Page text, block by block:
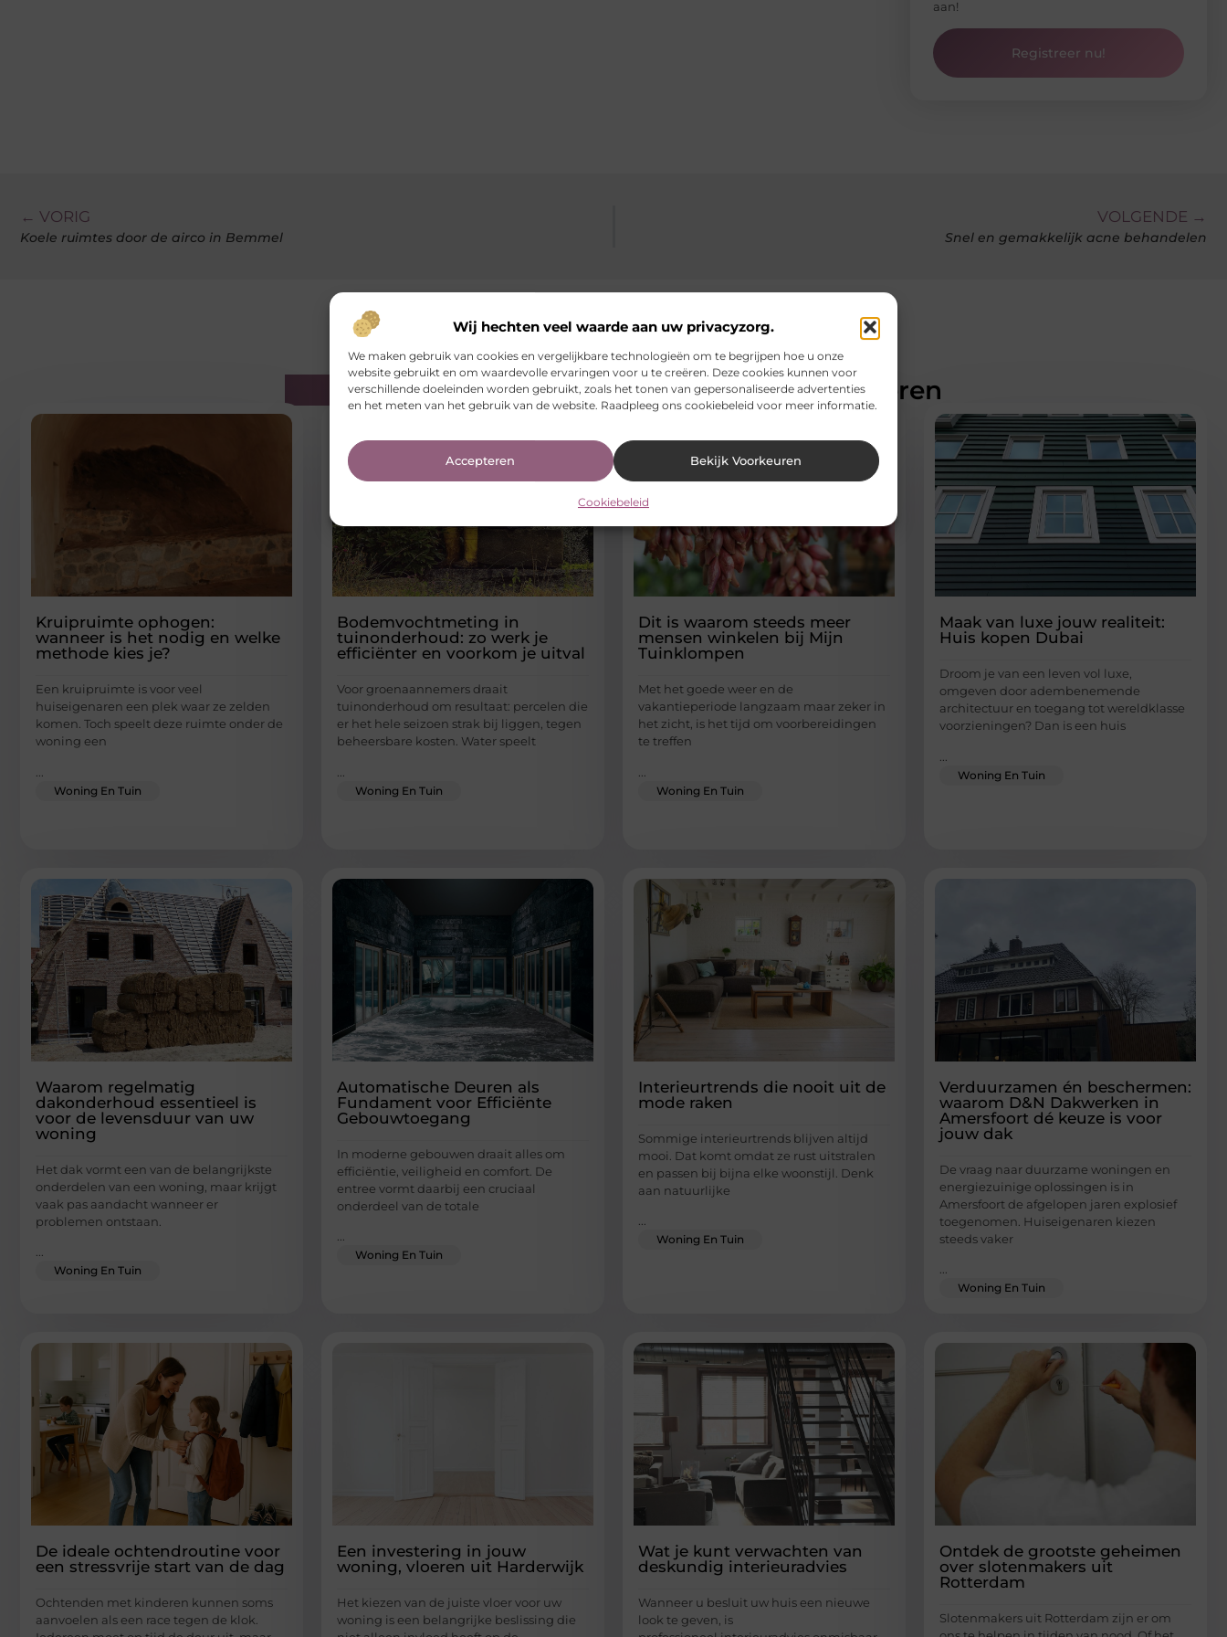
Wij hechten veel waarde aan uw privacyzorg.
We maken gebruik van cookies en vergelijkbare technologieën om te begrijpen hoe u onze
website gebruikt en om waardevolle ervaringen voor u te creëren. Deze cookies kunnen voor
verschillende doeleinden worden gebruikt, zoals het tonen van gepersonaliseerde advertenties
en het meten van het gebruik van de website. Raadpleeg ons cookiebeleid voor meer informatie.
Accepteren Bekijk Voorkeuren
Cookiebeleid
aan!
Registreer nu!
← VORIG
Koele ruimtes door de airco in Bemmel
VOLGENDE →
Snel en gemakkelijk acne behandelen
Gerelateerde artikelendie u mogelijk interesseren
Kruipruimte ophogen:
wanneer is het nodig en welke
methode kies je?
Een kruipruimte is voor veel
huiseigenaren een plek waar ze zelden
komen. Toch speelt deze ruimte onder de
woning een
Woning En Tuin
Bodemvochtmeting in
tuinonderhoud: zo werk je
efficiënter en voorkom je uitval
Voor groenaannemers draait
tuinonderhoud om resultaat: percelen die
er het hele seizoen strak bij liggen, tegen
beheersbare kosten. Water speelt
Woning En Tuin
Dit is waarom steeds meer
mensen winkelen bij Mijn
Tuinklompen
Met het goede weer en de
vakantieperiode langzaam maar zeker in
het zicht, is het tijd om voorbereidingen
te treffen
Woning En Tuin
Maak van luxe jouw realiteit:
Huis kopen Dubai
Droom je van een leven vol luxe,
omgeven door adembenemende
architectuur en toegang tot wereldklasse
voorzieningen? Dan is een huis
Woning En Tuin
Waarom regelmatig
dakonderhoud essentieel is
voor de levensduur van uw
woning
Het dak vormt een van de belangrijkste
onderdelen van een woning, maar krijgt
vaak pas aandacht wanneer er
problemen ontstaan.
Woning En Tuin
Automatische Deuren als
Fundament voor Efficiënte
Gebouwtoegang
In moderne gebouwen draait alles om
efficiëntie, veiligheid en comfort. De
entree vormt daarbij een cruciaal
onderdeel van de totale
Woning En Tuin
Interieurtrends die nooit uit de
mode raken
Sommige interieurtrends blijven altijd
mooi. Dat komt omdat ze rust uitstralen
en passen bij bijna elke woonstijl. Denk
aan natuurlijke
Woning En Tuin
Verduurzamen én beschermen:
waarom D&N Dakwerken in
Amersfoort dé keuze is voor
jouw dak
De vraag naar duurzame woningen en
energiezuinige oplossingen is in
Amersfoort de afgelopen jaren explosief
toegenomen. Huiseigenaren kiezen
steeds vaker
Woning En Tuin
De ideale ochtendroutine voor
een stressvrije start van de dag
Ochtenden met kinderen kunnen soms
aanvoelen als een race tegen de klok.
Een investering in jouw
woning, vloeren uit Harderwijk
Het kiezen van de juiste vloer voor uw
woning is een belangrijke beslissing die
Wat je kunt verwachten van
deskundig interieuradvies
Wanneer u besluit uw huis een nieuwe
look te geven, is
Ontdek de grootste geheimen
over slotenmakers uit
Rotterdam
Slotenmakers uit Rotterdam zijn er om